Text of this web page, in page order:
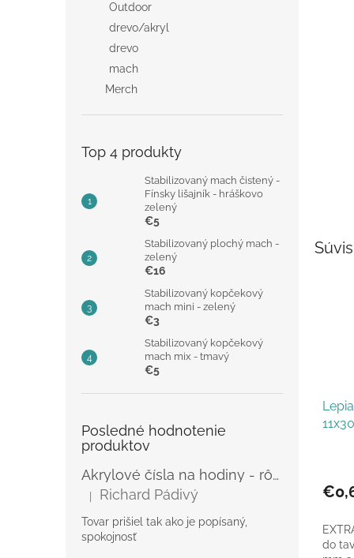
Outdoor
drevo/akryl
drevo
mach
Merch
Top 4 produkty
Stabilizovaný mach čistený -
Fínsky lišajník - hráškovo
zelený
€5
Stabilizovaný plochý mach -
zelený
€16
Stabilizovaný kopčekový
mach mini - zelený
€3
Stabilizovaný kopčekový
mach mix - tmavý
€5
Posledné hodnotenie
produktov
Akrylové čísla na hodiny - rôzne
Hodnotenie produktu je 5 z 5 hviezdičiek.
| Richard Pádivý
Tovar prišiel tak ako je popísaný,
spokojnosť
z
5
do